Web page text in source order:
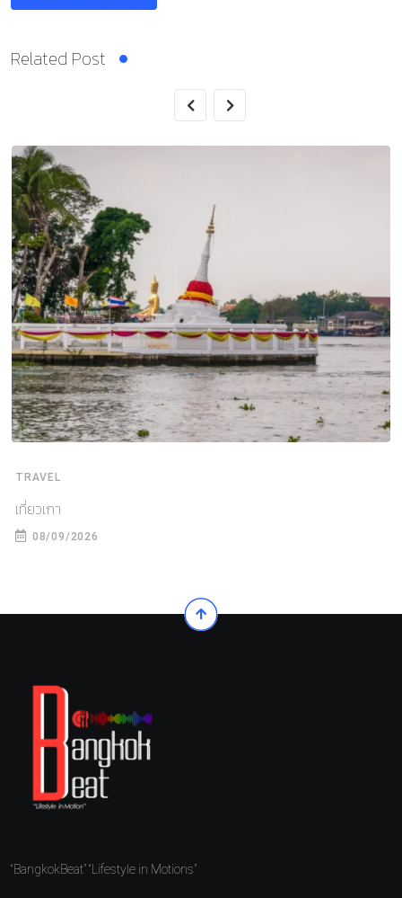
Related Post
TRAVEL
เที่ยวเกา
08/09/2026
“BangkokBeat” “Lifestyle in Motions”